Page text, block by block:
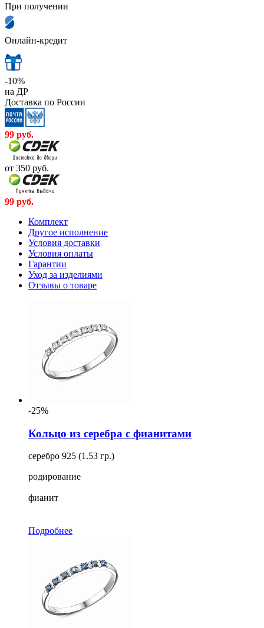
При получении
Онлайн-кредит
-10%
на ДР
Доставка по России
99 руб.
от 350 руб.
99 руб.
Комплект
Другое исполнение
Условия доставки
Условия оплаты
Гарантии
Уход за изделиями
Отзывы о товаре
-25%
Кольцо из серебра с фианитами
серебро 925 (1.53 гр.)
родирование
фианит
Подробнее